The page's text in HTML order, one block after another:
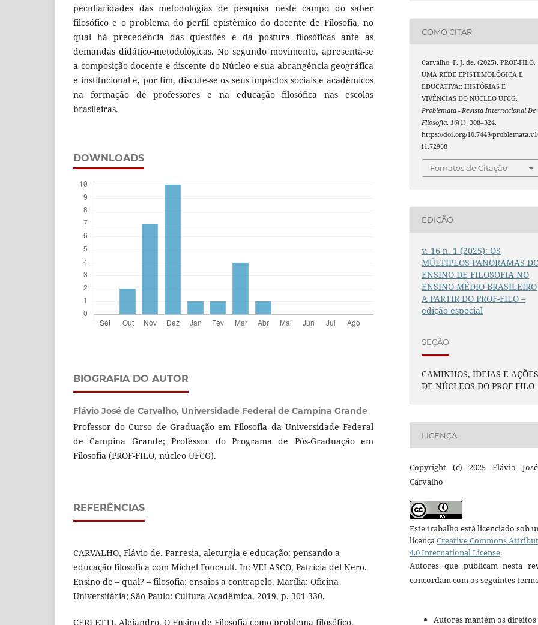
peculiaridades das metodologias de pesquisa neste campo do saber
filosófico e o problema do perfil epistêmico do docente de Filosofia, no
qual há precedência das questões e da postura filosóficas ante as
demandas didático-metodológicas. No segundo movimento, apresenta-se
a composição docente e discente do Núcleo e sua abrangência geográfica
e institucional e, por fim, discute-se os seus impactos sociais e acadêmicos
na formação de professores e na educação filosófica nas escolas
brasileiras.
DOWNLOADS
BIOGRAFIA DO AUTOR
Flávio José de Carvalho, Universidade Federal de Campina Grande
Professor do Curso de Graduação em Filosofia da Universidade Federal
de Campina Grande; Professor do Programa de Pós-Graduação em
Filosofia (PROF-FILO, núcleo UFCG).
REFERÊNCIAS
CARVALHO, Flávio de. Parresia, aleturgia e educação: pensando a
educação filosófica com Michel Foucault. In: VELASCO, Patrícia del Nero.
Ensino de – qual? – filosofia: ensaios a contrapelo. Marília: Oficina
Universitária; São Paulo: Cultura Acadêmica, 2019, p. 301-330.
CERLETTI, Alejandro. O Ensino de Filosofia como problema filosófico.
COMO CITAR
Carvalho, F. J. de. (2025). PROF-FILO,
UMA REDE EPISTEMOLÓGICA E
EDUCATIVA:: HISTÓRIAS E
VIVÊNCIAS DO NÚCLEO UFCG.
Problemata - Revista Internacional De
Filosofia,16(1), 308–324.
https://doi.org/10.7443/
i1.72968
Fomatos de Citação
EDIÇÃO
v. 16 n. 1 (2025): OS
MÚLTIPLOS PANORAMAS
ENSINO DE FILOSOFIA NO
ENSINO MÉDIO BRASILEIRO
A PARTIR DO PROF-FILO –
edição especial
SEÇÃO
CAMINHOS, IDEIAS E
DE NÚCLEOS DO PROF-FILO
LICENÇA
Copyright (c) 2025 Flávio
Carvalho
Este trabalho está licenciado sob
licençaCreative Commons
4.0 International License.
Autores que publicam nesta
concordam com os seguintes
Autores mantém os direitos